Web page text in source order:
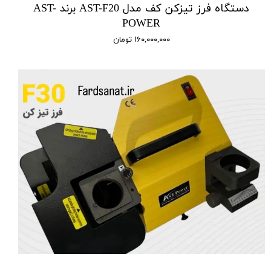
دستگاه فرز تیزکن کف مدل AST-F20 برند AST-
POWER
۱۶۰,۰۰۰,۰۰۰ تومان